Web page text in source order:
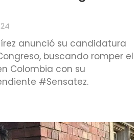
anunció su candidatura
buscando romper el
Colombia con su
#Sensatez.